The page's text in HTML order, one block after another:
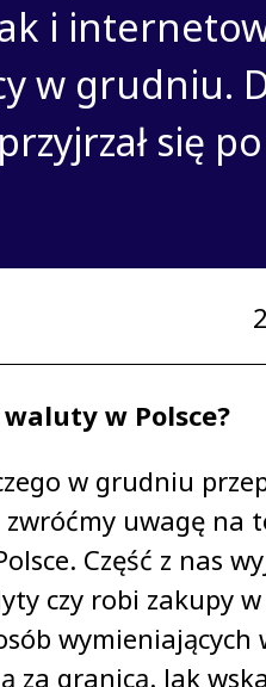
i
w grudniu.
się
w Polsce?
w grudniu
uwagę na
Część z nas
czy robi zakupy w
wymieniających
za granicą. Jak